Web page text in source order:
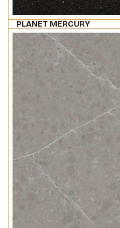
PLANET MERCURY